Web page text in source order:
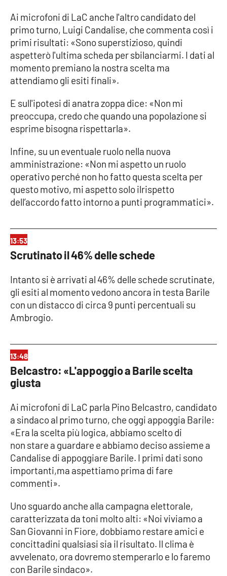
Lactv.it
Laconair.it
Lacitymag.it
Lacapitalenews.it
Ilreggino.it
Cosenzachannel.it
Ilvibonese.it
Catanzarochannel.it
APP
Apple
Ai microfoni di LaC anche l'altro candidato del
primo turno, Luigi Candalise, che commenta così i
primi risultati: «Sono superstizioso, quindi
aspetterò l'ultima scheda per sbilanciarmi. I dati al
momento premiano la nostra scelta ma
attendiamo gli esiti finali».
E sull'ipotesi di anatra zoppa dice: «Non mi
preoccupa, credo che quando una popolazione si
esprime bisogna rispettarla».
Infine, su un eventuale ruolo nella nuova
amministrazione: «Non mi aspetto un ruolo
operativo perché non ho fatto questa scelta per
questo motivo, mi aspetto solo ilrispetto
dell’accordo fatto intorno a punti programmatici».
13:53
Scrutinato il 46% delle schede
Intanto si è arrivati al 46% delle schede scrutinate,
gli esiti al momento vedono ancora in testa Barile
con un distacco di circa 9 punti percentuali su
Ambrogio.
13:48
Belcastro: «L'appoggio a Barile scelta
giusta
Ai microfoni di LaC parla Pino Belcastro, candidato
a sindaco al primo turno, che oggi appoggia Barile:
«Era la scelta più logica, abbiamo scelto di
non stare a guardare e abbiamo deciso assieme a
Candalise di appoggiare Barile. I primi dati sono
importanti,ma aspettiamo prima di fare
commenti».
Uno sguardo anche alla campagna elettorale,
caratterizzata da toni molto alti: «Noi viviamo a
San Giovanni in Fiore, dobbiamo restare amici e
concittadini qualsiasi sia il risultato. Il clima è
avvelenato, ora dovremo stemperarlo e lo faremo
con Barile sindaco».